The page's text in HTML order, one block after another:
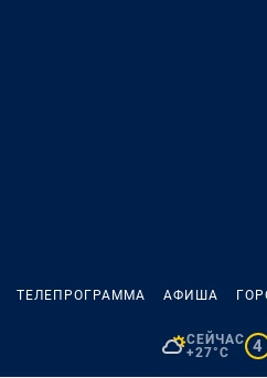
ТЕЛЕПРОГРАММА АФИША
СЕЙЧАС
+27°C
4